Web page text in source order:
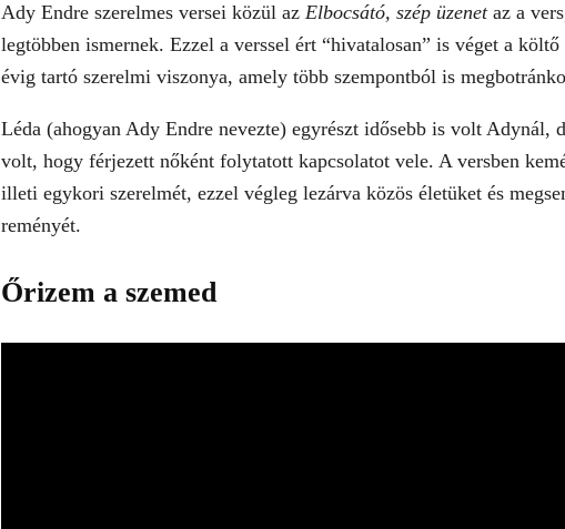
Ady Endre szerelmes versei közül az Elbocsátó, szép üzenetaz a
legtöbben ismernek. Ezzel a verssel ért “hivatalosan” is véget a
évig tartó szerelmi viszonya, amely több szempontból is
Léda (ahogyan Ady Endre nevezte) egyrészt idősebb is volt Adynál,
volt, hogy férjezett nőként folytatott kapcsolatot vele. A versben
illeti egykori szerelmét, ezzel végleg lezárva közös életüket és
reményét.
Őrizem a szemed